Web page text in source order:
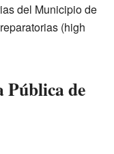
del Municipio de
(high
Pública de